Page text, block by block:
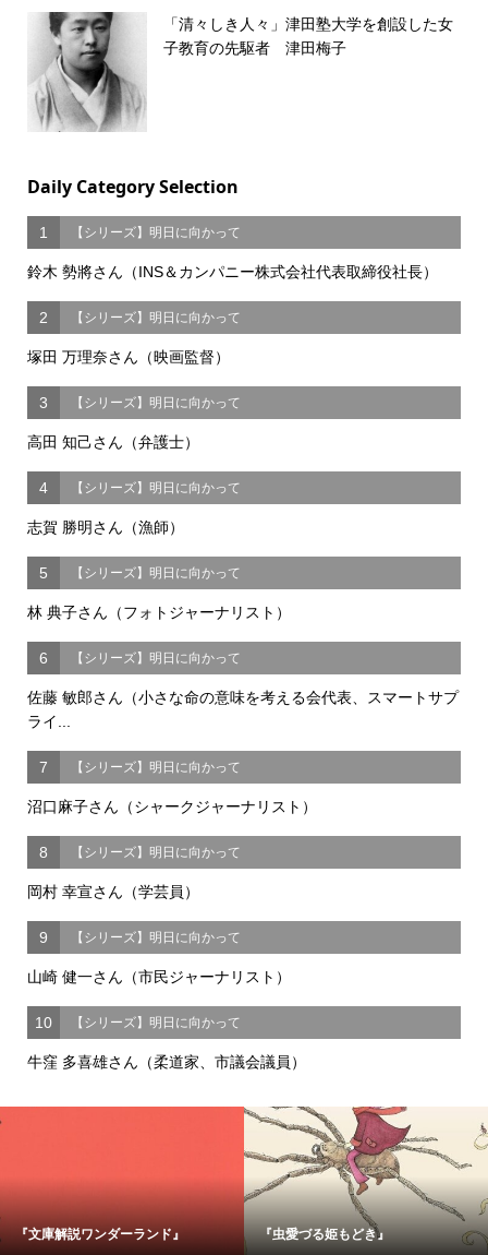
「清々しき人々」津田塾大学を創設した女
子教育の先駆者 津田梅子
Daily Category Selection
1 【シリーズ】明日に向かって
鈴木 勢將さん（INS＆カンパニー株式会社代表取締役社長）
2 【シリーズ】明日に向かって
塚田 万理奈さん（映画監督）
3 【シリーズ】明日に向かって
高田 知己さん（弁護士）
4 【シリーズ】明日に向かって
志賀 勝明さん（漁師）
5 【シリーズ】明日に向かって
林 典子さん（フォトジャーナリスト）
6 【シリーズ】明日に向かって
佐藤 敏郎さん（小さな命の意味を考える会代表、スマートサプ
ライ...
7 【シリーズ】明日に向かって
沼口麻子さん（シャークジャーナリスト）
8 【シリーズ】明日に向かって
岡村 幸宣さん（学芸員）
9 【シリーズ】明日に向かって
山崎 健一さん（市民ジャーナリスト）
10 【シリーズ】明日に向かって
牛窪 多喜雄さん（柔道家、市議会議員）
『文庫解説ワンダーランド』 『虫愛づる姫もどき』